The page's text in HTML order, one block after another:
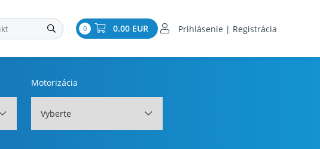
0 0.00 EUR Prihlásenie | Registrácia
Motorizácia
Vyberte